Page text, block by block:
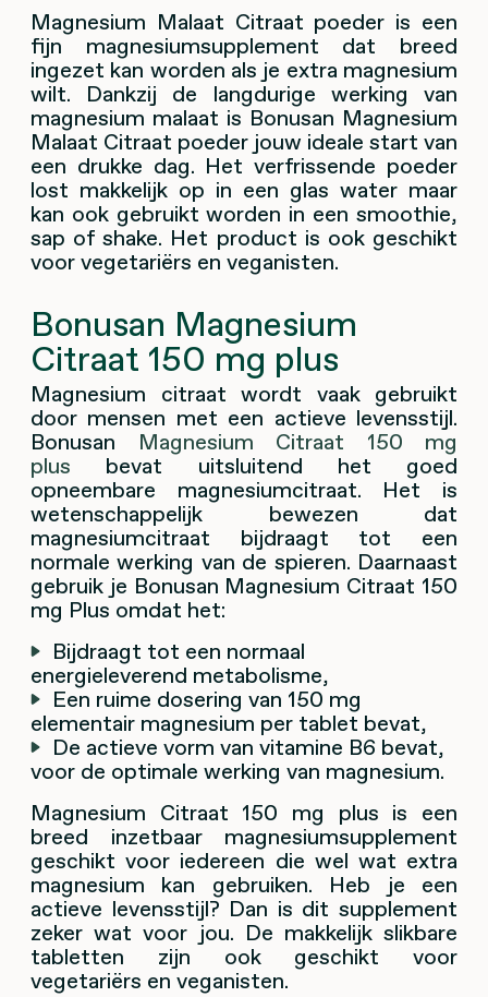
Magnesium Malaat Citraat poeder is een
fijn magnesiumsupplement dat breed
ingezet kan worden als je extra magnesium
wilt. Dankzij de langdurige werking van
magnesium malaat is Bonusan Magnesium
Malaat Citraat poeder jouw ideale start van
een drukke dag. Het verfrissende poeder
lost makkelijk op in een glas water maar
kan ook gebruikt worden in een smoothie,
sap of shake. Het product is ook geschikt
voor vegetariërs en veganisten.
Bonusan Magnesium
Citraat 150 mg plus
Magnesium citraat wordt vaak gebruikt
door mensen met een actieve levensstijl.
Bonusan Magnesium Citraat 150 mg
plus bevat uitsluitend het goed
opneembare magnesiumcitraat. Het is
wetenschappelijk bewezen dat
magnesiumcitraat bijdraagt tot een
normale werking van de spieren. Daarnaast
gebruik je Bonusan Magnesium Citraat 150
mg Plus omdat het:
Bijdraagt tot een normaal
energieleverend metabolisme,
Een ruime dosering van 150 mg
elementair magnesium per tablet bevat,
De actieve vorm van vitamine B6 bevat,
voor de optimale werking van magnesium.
Magnesium Citraat 150 mg plus is een
breed inzetbaar magnesiumsupplement
geschikt voor iedereen die wel wat extra
magnesium kan gebruiken. Heb je een
actieve levensstijl? Dan is dit supplement
zeker wat voor jou. De makkelijk slikbare
tabletten zijn ook geschikt voor
vegetariërs en veganisten.